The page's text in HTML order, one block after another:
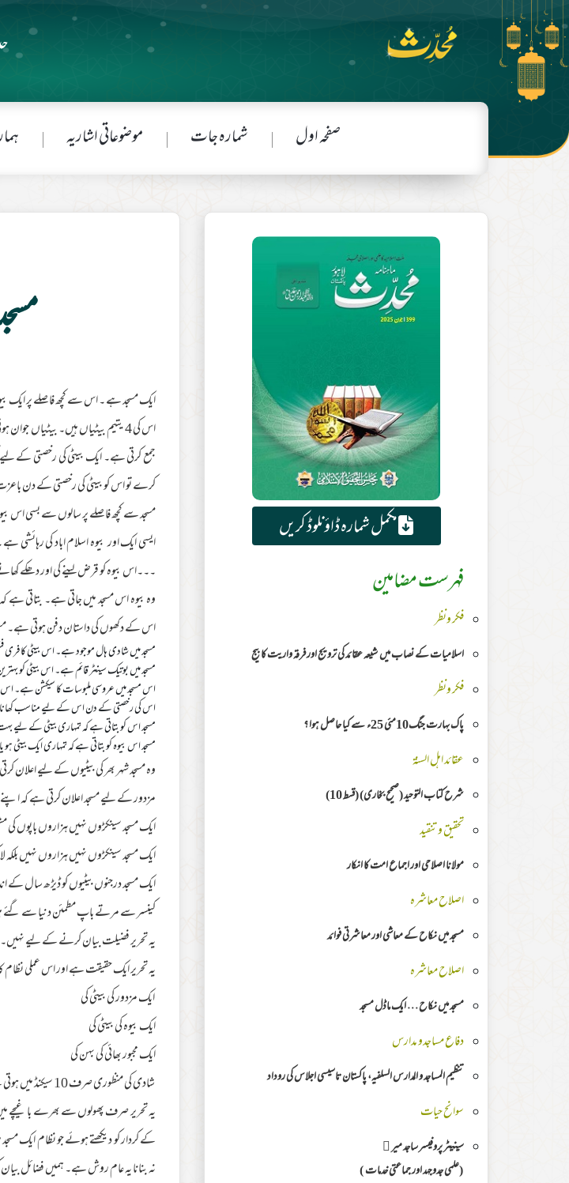
صفحہ اول شمارہ جات موضوعاتی اشاریہ
مکمل شمارہ ڈاؤنلوڈ کریں
فہرست مضامین
فکر ونظر
اسلامیات کے نصاب میں شیعہ عقائد کی ترویج اور فرقہ واریت کا بیج
فکر ونظر
پاک بہارت جنگ10مئی 25ء سے کیا حاصل ہوا ؟
عقائد اہل السنۃ
شرح كتاب التوحيد (صحيح بخاری) (قسط 10)
تحقیق وتنقید
مولانا اصلاحی اور اجماع امت کا انکار
اصلاح معاشرہ
مسجد میں نکاح کے معاشی اور معاشرتی فوائد
اصلاح معاشرہ
مسجد میں نکاح … ایک ماڈل مسجد
دفاع مساجدو مدارس
تنظیم المساجد و المدارس السلفیہ، پاکستان تاسیسی اجلاس کی روداد
سوانح حیات
سینیٹر پروفیسر ساجد میر ﷬
(علمی جدوجہد اور جماعتی خدمات )
ایک مسجد ہے ۔ اس سے کچھ فاصلے پر ایک
اس کی 4 یتیم بیٹیاں ہیں۔
جمع کرتی ہے۔ ایک بیٹی کی رخصتی کے
کرے تو اس کو بیٹی کی رخصتی کے دن
مسجد سے کچھ فاصلے پر سالوں سے بسی اس
ایسی ایک اور بیوہ اسلام اباد کی
۔۔۔اس بیوہ کو قرض لینے کی اور دھکے
وہ بیوہ اس مسجد میں جاتی ہے۔ بتاتی ہے
اس کے دکھوں کی داستان دفن ہوتی ہے۔
مسجد میں شادی ہال موجود ہے۔ اس بیٹی کا فری
مسجد میں بوتیک سینٹر قائم ہے۔ اس بیٹی کو
اس مسجد میں عروسی ملبوسات کا سیکشن ہے۔
اس کی رخصتی کے دن اس کے لیے مناسب کھانا
مسجد اس کو بتاتی ہے کہ تمہاری بیٹی کے
مسجد اس بیوہ کو بتاتی ہے کہ تمہاری ایک بیٹی
وہ مسجد شہر بھر کی بیٹیوں کے لیے
مزدور کے لیے مسجد اعلان کرتی ہے کہ اپنے
ایک مسجد سینکڑوں نہیں ہزاروں باپوں کی
ایک مسجد سینکڑوں نہیں ہزاروں نہیں
ایک مسجد درجنوں بیٹیوں کو ڈیڑھ سال
کینسر سے مرتے باپ مطمئن دنیا سے
یہ تحریر فضیلت بیان کرنے کے لیے
یہ تحریر ایک حقیقت ہے اور اس عملی
ایک مزدور کی بیٹی کی
ایک بیوہ کی بیٹی کی
ایک مجبور بھائی کی بہن کی
شادی کی منظوری صرف 10 سیکنڈ میں ہوتی ہے۔
یہ تحریر صرف پھولوں سے بھرے باغیچے
کے کردار کو دیکھتے ہوئے جو نظام ایک
نہ بنانا یہ عام روش ہے۔ ہمیں فضائل